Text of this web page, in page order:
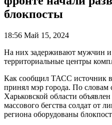
блокпосты
18:56 Май 15, 2024
На них задерживают мужчин и
территориальные центры
Как сообщил ТАСС источник
принял мэр города. По словам
Харьковской области
массового бегства солдат от
региона оборудованы